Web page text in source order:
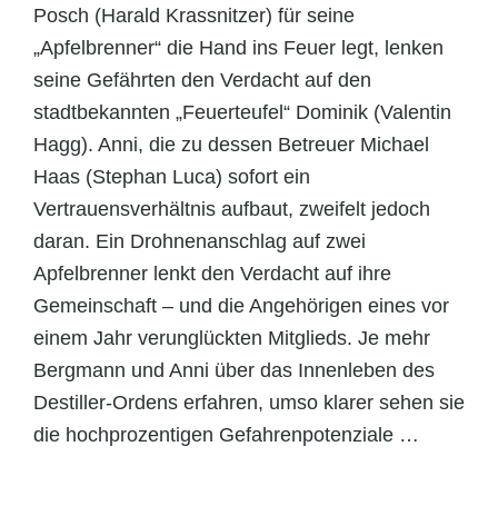
Posch (Harald Krassnitzer) für seine
„Apfelbrenner“ die Hand ins Feuer legt, lenken
seine Gefährten den Verdacht auf den
stadtbekannten „Feuerteufel“ Dominik (Valentin
Hagg). Anni, die zu dessen Betreuer Michael
Haas (Stephan Luca) sofort ein
Vertrauensverhältnis aufbaut, zweifelt jedoch
daran. Ein Drohnenanschlag auf zwei
Apfelbrenner lenkt den Verdacht auf ihre
Gemeinschaft – und die Angehörigen eines vor
einem Jahr verunglückten Mitglieds. Je mehr
Bergmann und Anni über das Innenleben des
Destiller-Ordens erfahren, umso klarer sehen sie
die hochprozentigen Gefahrenpotenziale …